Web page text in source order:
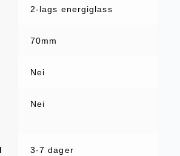
2-lags energiglass
70mm
Nei
Nei
3-7 dager